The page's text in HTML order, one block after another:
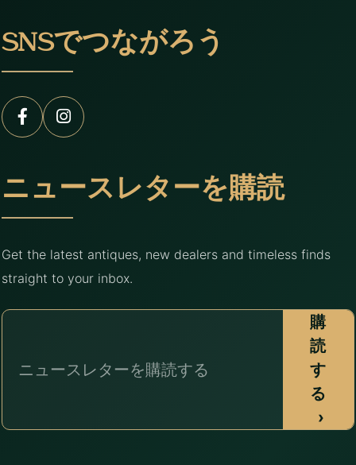
SNSでつながろう
ニュースレターを購読
Get the latest antiques, new dealers and timeless finds
straight to your inbox.
購
読
す
る
›